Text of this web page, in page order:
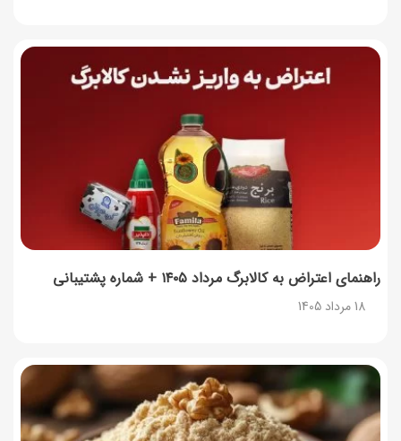
راهنمای اعتراض به کالابرگ مرداد ۱۴۰۵ + شماره پشتیبانی
18 مرداد 1405